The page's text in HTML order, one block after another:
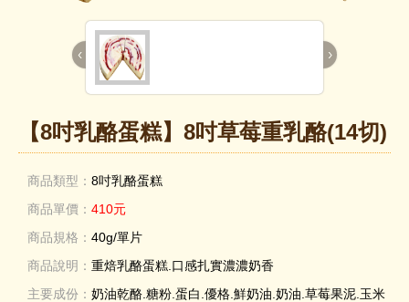
‹ ›
【8吋乳酪蛋糕】8吋草莓重乳酪(14切)
商品類型： 8吋乳酪蛋糕
商品單價： 410元
商品規格： 40g/單片
商品說明： 重焙乳酪蛋糕.口感扎實濃濃奶香
主要成份： 奶油乾酪.糖粉.蛋白.優格.鮮奶油.奶油.草莓果泥.玉米